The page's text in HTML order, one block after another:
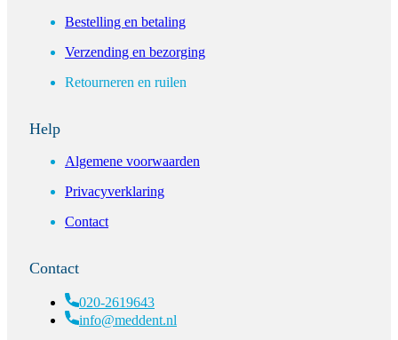
Bestelling en betaling
Verzending en bezorging
Retourneren en ruilen
Help
Algemene voorwaarden
Privacyverklaring
Contact
Contact
020-2619643
info@meddent.nl